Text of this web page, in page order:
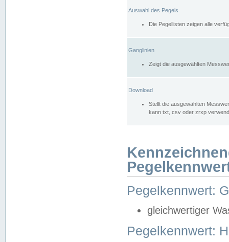
Auswahl des Pegels
Die Pegellisten zeigen alle
Ganglinien
Zeigt die ausgewählten
Download
Stellt die ausgewählten
kann txt, csv oder zrxp
Pegelkennwert:
gleichwertiger
Pegelkennwert: